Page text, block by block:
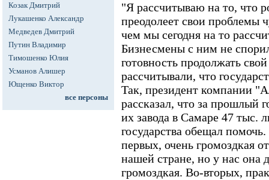
Козак Дмитрий
Лукашенко Александр
Медведев Дмитрий
Путин Владимир
Тимошенко Юлия
Усманов Алишер
Ющенко Виктор
все персоны
"Я рассчитываю на то, что
преодолеет свои проблемы
чем мы сегодня на то
Бизнесмены с ним не
готовность продолжать
рассчитывали, что
Так, президент компании
рассказал, что за прошлый
их завода в Самаре 47 тыс.
государства обещал
первых, очень громоздкая
нашей стране, но у нас она
громоздкая. Во-вторых,